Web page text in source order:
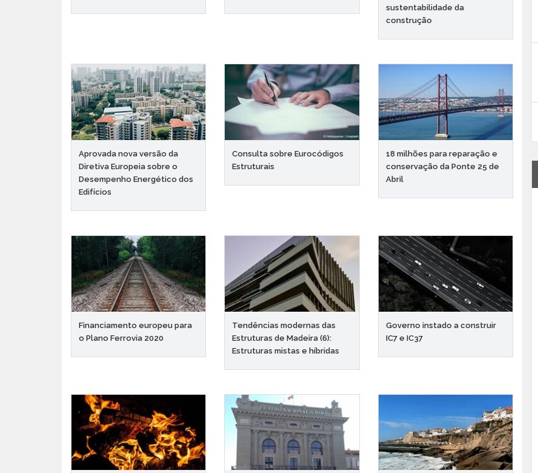
sustentabilidade da
construção
Aprovada nova versão da
Diretiva Europeia sobre o
Desempenho Energético dos
Edifícios
Consulta sobre Eurocódigos
Estruturais
18 milhões para reparação e
conservação da Ponte 25 de
Abril
Financiamento europeu para
o Plano Ferrovia 2020
Tendências modernas das
Estruturas de Madeira (6):
Estruturas mistas e híbridas
Governo instado a construir
IC7 e IC37